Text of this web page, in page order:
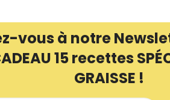
vous à notre
15 recettes
GRAISSE !